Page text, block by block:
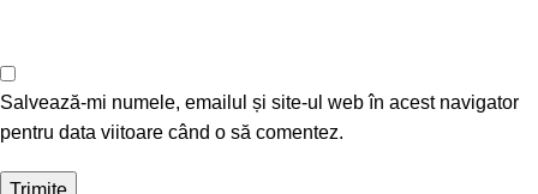
Salvează-mi numele, emailul și site-ul web în acest navigator
pentru data viitoare când o să comentez.